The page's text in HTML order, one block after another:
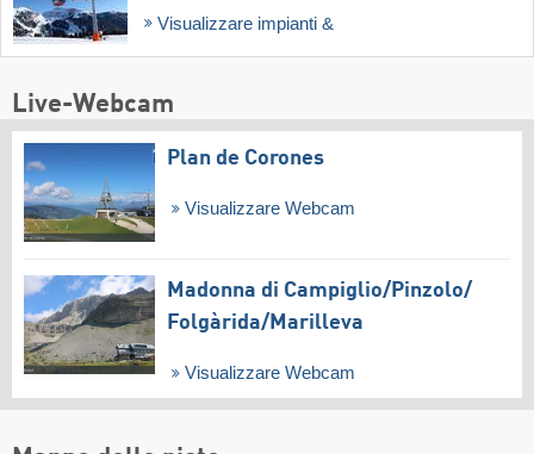
Visualizzare impianti &
Live-Webcam
Plan de Corones
Visualizzare Webcam
Madonna di Campiglio/​Pinzolo/​
Folgàrida/​Marilleva
Visualizzare Webcam